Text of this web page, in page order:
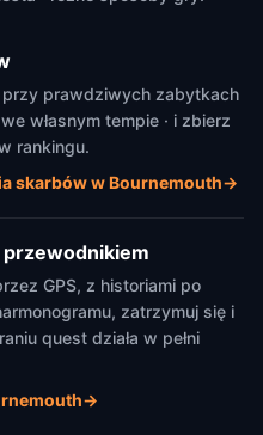
prawdziwych zabytkach
własnym tempie · i zbierz
rankingu.
skarbów w Bournemouth→
GPS, z historiami po
zatrzymuj się i
quest działa w pełni
→